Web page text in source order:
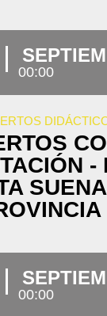
00:00
-
00:00